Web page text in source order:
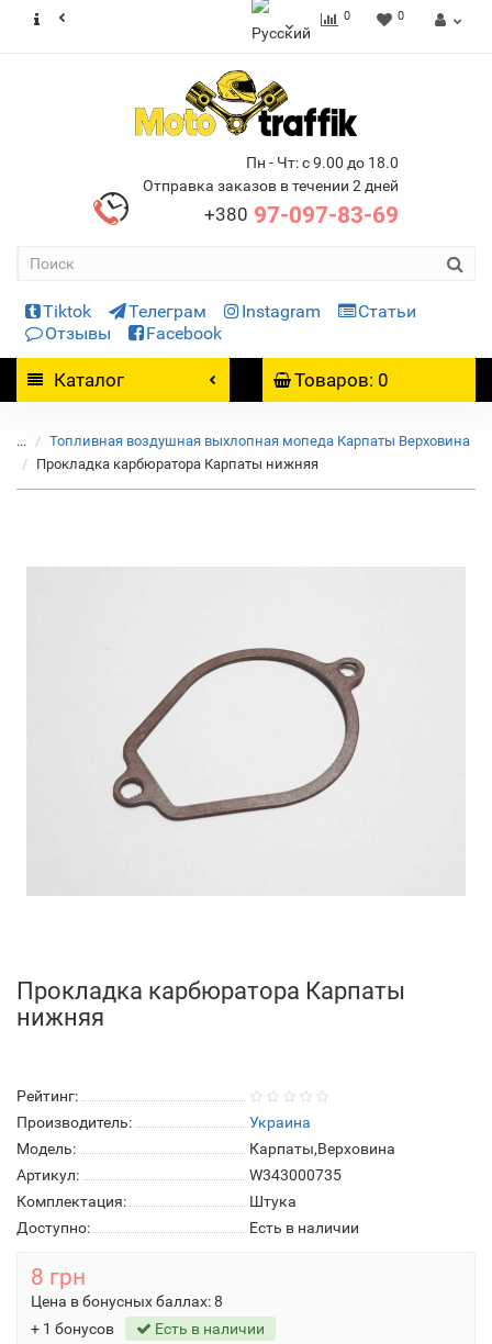
0 0
Пн - Чт: с 9.00 до 18.0
Отправка заказов в течении 2 дней
+380 97-097-83-69
Tiktok Телеграм Instagram
Статьи
Отзывы
Facebook
Каталог Товаров: 0
...
Топливная воздушная выхлопная мопеда Карпаты Верховина
Прокладка карбюратора Карпаты нижняя
Прокладка карбюратора Карпаты
нижняя
Рейтинг:
Производитель:
Украина
Модель:
Карпаты,Верховина
Артикул:
W343000735
Комплектация:
Штука
Доступно:
Есть в наличии
8 грн
Цена в бонусных баллах:8
+ 1 бонусов
Есть в наличии